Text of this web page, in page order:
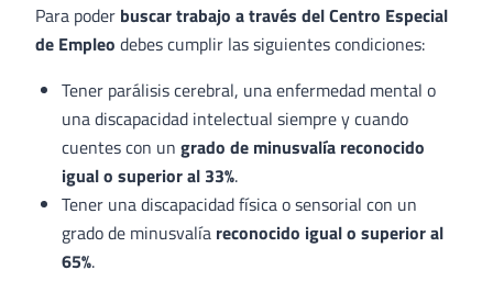
Para poder buscar trabajo a través del Centro Especial
de Empleo debes cumplir las siguientes condiciones:
Tener parálisis cerebral, una enfermedad mental o
una discapacidad intelectual siempre y cuando
cuentes con un grado de minusvalía reconocido
igual o superior al 33%.
Tener una discapacidad física o sensorial con un
grado de minusvalía reconocido igual o superior al
65%.